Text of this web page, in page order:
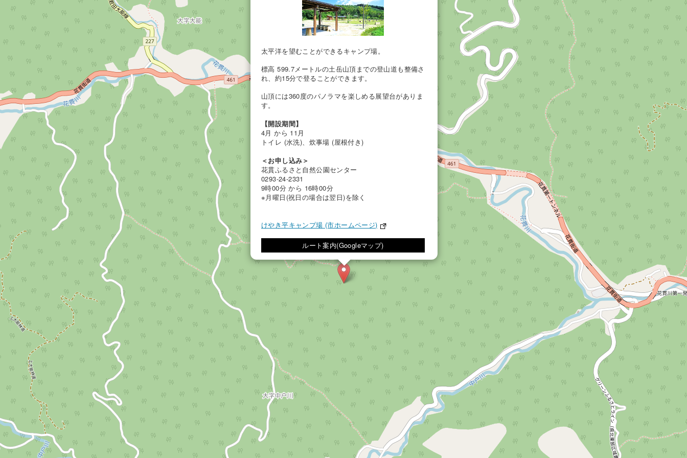
太平洋を望むことができるキャンプ場。
標高 599.7メートルの土岳山頂までの登山道も整備さ
れ、約15分で登ることができます。
山頂には360度のパノラマを楽しめる展望台がありま
す。
【開設期間】
4月 から 11月
トイレ (水洗)、炊事場 (屋根付き)
＜お申し込み＞
花貫ふるさと自然公園センター
0293-24-2331
9時00分 から 16時00分
※月曜日(祝日の場合は翌日)を除く
けやき平キャンプ場 (市ホームページ)
ルート案内(Googleマップ)